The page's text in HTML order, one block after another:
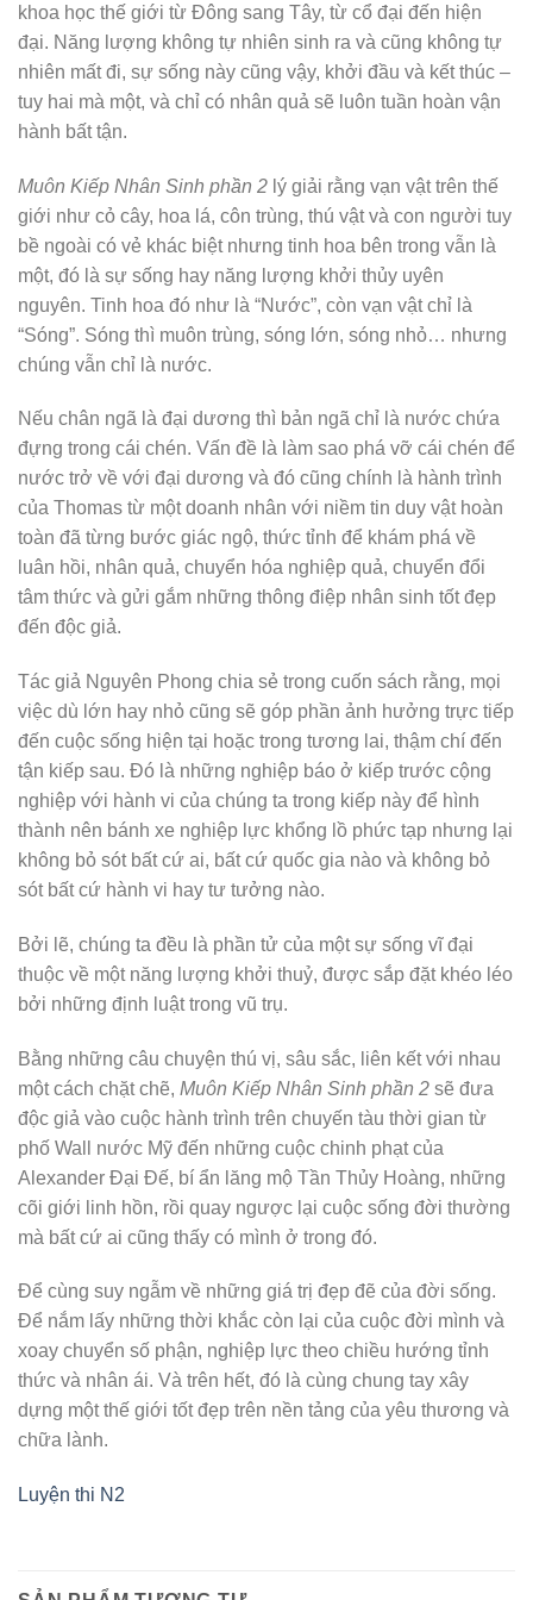
khoa học thế giới từ Đông sang Tây, từ cổ đại đến hiện
đại. Năng lượng không tự nhiên sinh ra và cũng không tự
nhiên mất đi, sự sống này cũng vậy, khởi đầu và kết thúc –
tuy hai mà một, và chỉ có nhân quả sẽ luôn tuần hoàn vận
hành bất tận.
Muôn Kiếp Nhân Sinh phần 2 lý giải rằng vạn vật trên thế
giới như cỏ cây, hoa lá, côn trùng, thú vật và con người tuy
bề ngoài có vẻ khác biệt nhưng tinh hoa bên trong vẫn là
một, đó là sự sống hay năng lượng khởi thủy uyên
nguyên. Tinh hoa đó như là “Nước”, còn vạn vật chỉ là
“Sóng”. Sóng thì muôn trùng, sóng lớn, sóng nhỏ… nhưng
chúng vẫn chỉ là nước.
Nếu chân ngã là đại dương thì bản ngã chỉ là nước chứa
đựng trong cái chén. Vấn đề là làm sao phá vỡ cái chén để
nước trở về với đại dương và đó cũng chính là hành trình
của Thomas từ một doanh nhân với niềm tin duy vật hoàn
toàn đã từng bước giác ngộ, thức tỉnh để khám phá về
luân hồi, nhân quả, chuyển hóa nghiệp quả, chuyển đổi
tâm thức và gửi gắm những thông điệp nhân sinh tốt đẹp
đến độc giả.
Tác giả Nguyên Phong chia sẻ trong cuốn sách rằng, mọi
việc dù lớn hay nhỏ cũng sẽ góp phần ảnh hưởng trực tiếp
đến cuộc sống hiện tại hoặc trong tương lai, thậm chí đến
tận kiếp sau. Đó là những nghiệp báo ở kiếp trước cộng
nghiệp với hành vi của chúng ta trong kiếp này để hình
thành nên bánh xe nghiệp lực khổng lồ phức tạp nhưng lại
không bỏ sót bất cứ ai, bất cứ quốc gia nào và không bỏ
sót bất cứ hành vi hay tư tưởng nào.
Bởi lẽ, chúng ta đều là phần tử của một sự sống vĩ đại
thuộc về một năng lượng khởi thuỷ, được sắp đặt khéo léo
bởi những định luật trong vũ trụ.
Bằng những câu chuyện thú vị, sâu sắc, liên kết với nhau
một cách chặt chẽ, Muôn Kiếp Nhân Sinh phần 2 sẽ đưa
độc giả vào cuộc hành trình trên chuyến tàu thời gian từ
phố Wall nước Mỹ đến những cuộc chinh phạt của
Alexander Đại Đế, bí ẩn lăng mộ Tần Thủy Hoàng, những
cõi giới linh hồn, rồi quay ngược lại cuộc sống đời thường
mà bất cứ ai cũng thấy có mình ở trong đó.
Để cùng suy ngẫm về những giá trị đẹp đẽ của đời sống.
Để nắm lấy những thời khắc còn lại của cuộc đời mình và
xoay chuyển số phận, nghiệp lực theo chiều hướng tỉnh
thức và nhân ái. Và trên hết, đó là cùng chung tay xây
dựng một thế giới tốt đẹp trên nền tảng của yêu thương và
chữa lành.
Luyện thi N2